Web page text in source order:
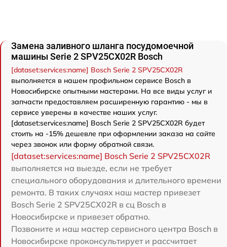
Замена заливного шланга посудомоечной
машины Serie 2 SPV25CX02R Bosch
[dataset:services:name] Bosch Serie 2 SPV25CX02R
выполняется в нашем профильном сервисе Bosch в
Новосибирске опытными мастерами. На все виды услуг и
запчасти предоставляем расширенную гарантию - мы в
сервисе уверены в качестве наших услуг.
[dataset:services:name] Bosch Serie 2 SPV25CX02R будет
стоить на -15% дешевле при оформлении заказа на сайте
через звонок или форму обратной связи.
[dataset:services:name] Bosch Serie 2 SPV25CX02R
выполняется на выезде, если не требует
специального оборудования и длительного времени
ремонта. В таких случаях наш мастер привезет
Bosch Serie 2 SPV25CX02R в сц Bosch в
Новосибирске и привезет обратно.
Позвоните и наш мастер сервисного центра Bosch в
Новосибирске проконсультирует и рассчитает